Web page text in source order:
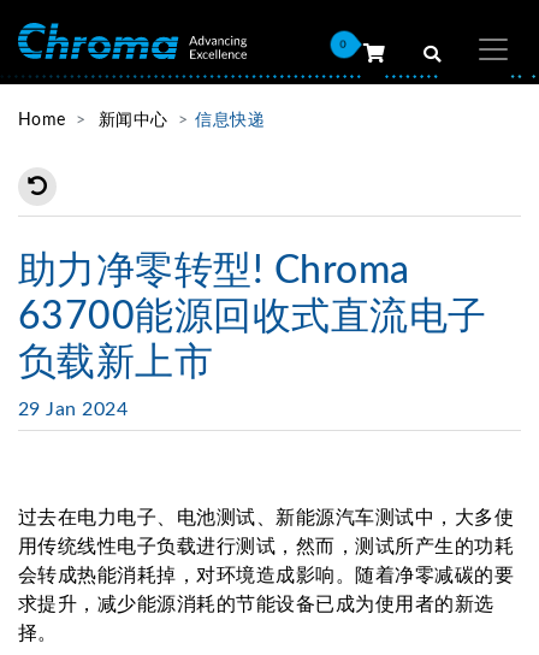
0
Home 新闻中心 信息快递
助力净零转型! Chroma
63700能源回收式直流电子
负载新上市
29 Jan 2024
过去在电力电子、电池测试、新能源汽车测试中，大多使
用传统线性电子负载进行测试，然而，测试所产生的功耗
会转成热能消耗掉，对环境造成影响。随着净零减碳的要
求提升，减少能源消耗的节能设备已成为使用者的新选
择。